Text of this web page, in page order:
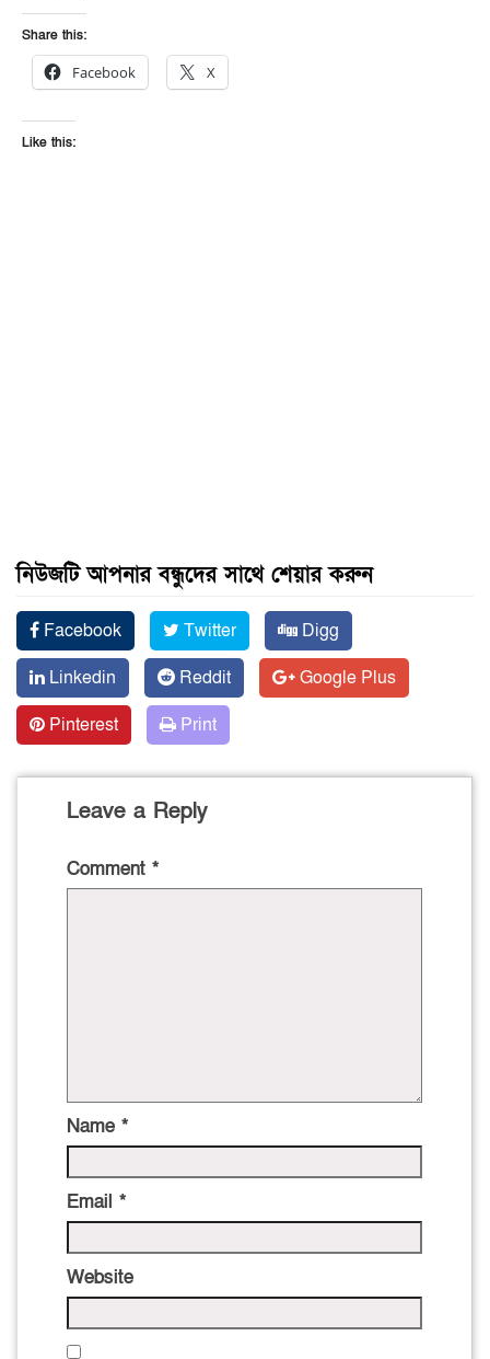
Share this:
Facebook X
Like this:
নিউজটি আপনার বন্ধুদের সাথে শেয়ার করুন
Facebook Twitter
Digg
Linkedin
Reddit
Google Plus
Pinterest
Print
Leave a Reply
Comment *
Name *
Email *
Website